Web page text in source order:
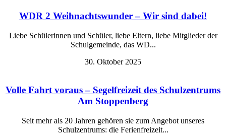
WDR 2 Weihnachtswunder – Wir sind dabei!
Liebe Schülerinnen und Schüler, liebe Eltern, liebe Mitglieder der
Schulgemeinde, das WD...
30. Oktober 2025
Volle Fahrt voraus – Segelfreizeit des Schulzentrums
Am Stoppenberg
Seit mehr als 20 Jahren gehören sie zum Angebot unseres
Schulzentrums: die Ferienfreizeit...